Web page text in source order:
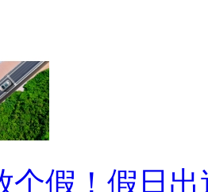
个假！假日